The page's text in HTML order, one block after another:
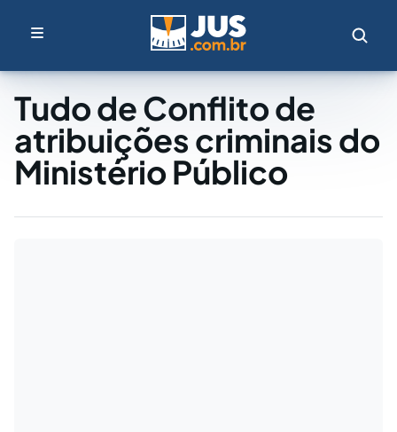
Tudo de Conflito de
atribuições criminais do
Ministério Público